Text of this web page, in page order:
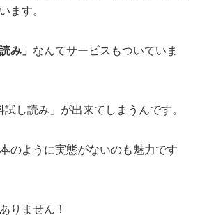
ます。
み」 なんてサービスもついていま
し読み」が出来てしまうんです。
のように実態がないのも魅力です
りません！